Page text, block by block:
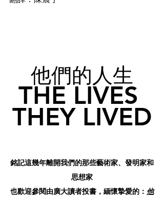
他們的人生
THE LIVES
THEY LIVED
銘記這幾年離開我們的那些藝術家、發明家和
思想家
也歡迎參閱由廣大讀者投書，緬懷摯愛的： 他